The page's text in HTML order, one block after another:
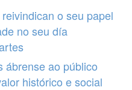
o seu papel
no seu día
ábrense ao público
histórico e social